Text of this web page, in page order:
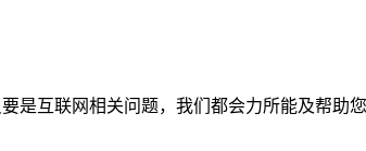
是互联网相关问题，我们都会力所能及帮助